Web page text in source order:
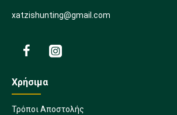
xatzishunting@gmail.com
Χρήσιμα
Τρόποι Αποστολής